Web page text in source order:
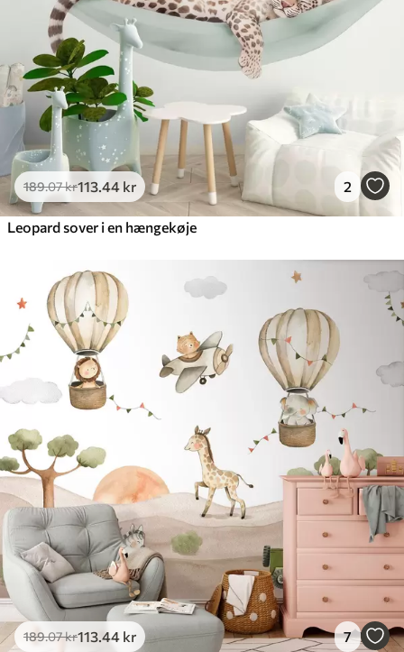
189.07kr113 .44 kr 2
Leopard sover i en hængekøje
189.07kr113 .44 kr 7